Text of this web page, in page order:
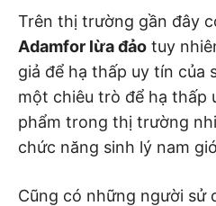
Trên thị trường gần đây
Adamfor lừa đảo tuy
giả để hạ thấp uy tín của
một chiêu trò để hạ thấp
phẩm trong thị trường
chức năng sinh lý nam
Cũng có những người sử